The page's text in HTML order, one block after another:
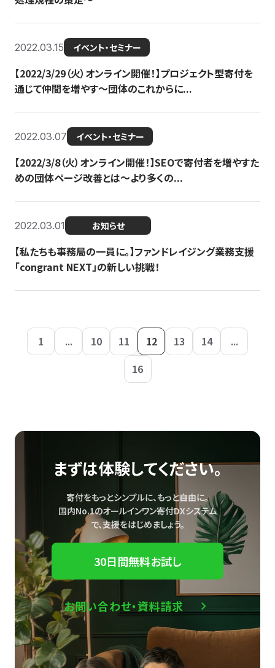
2022.03.15 イベント・セミナー
【2022/3/29（火）オンライン開催！】プロジェクト型寄付を
通じて仲間を増やす～団体のこれからに...
2022.03.07 イベント・セミナー
【2022/3/8（火）オンライン開催！】SEOで寄付者を増やすた
めの団体ページ改善とは～より多くの...
2022.03.01 お知らせ
【私たちも事務局の一員に。】ファンドレイジング業務支援
「congrant NEXT」の新しい挑戦！
1 ... 10 11 12 13 14
...
16
まずは体験してください。
寄付をもっとシンプルに、もっと自由に。
国内No.1のオールインワン寄付DXシステム
で、支援をはじめましょう。
30日間無料お試し
お問い合わせ・資料請求